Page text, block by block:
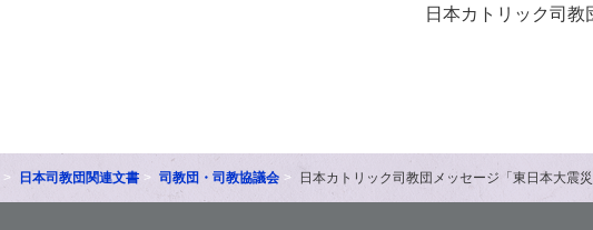
日本カトリック司教
日本司教団関連文書 司教団・司教協議会 日本カトリック司教団メッセージ「東日本大震